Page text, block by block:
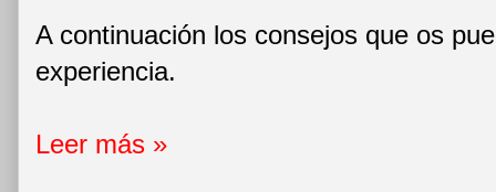
A continuación los consejos que os
experiencia.
Leer más »